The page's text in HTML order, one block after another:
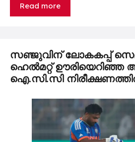
Read more
സഞ്ജുവിന് ലോകകപ്പ്
ഹെൽമറ്റ്
ഐ.സി.സി